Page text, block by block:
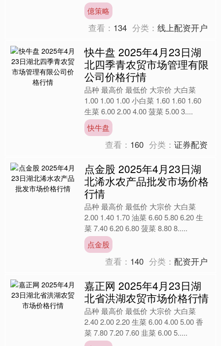
億策略
查看： 134 分类：线上配资开户
快牛盘 2025年4月23日湖
北四季青农贸市场管理有限
公司价格行情
品种 最高价 最低价 大宗价 大白菜
1.00 1.00 1.00 小白菜 1.60 1.60 1.60
生菜 6.00 2.00 4.00 菠菜 5.00 3....
快牛盘
查看： 160 分类：证券配资
点金股 2025年4月23日湖
北浠水农产品批发市场价格
行情
品种 最高价 最低价 大宗价 大白菜
2.00 1.40 1.70 油菜 6.60 5.80 6.20 生
菜 7.40 6.20 6.80 菠菜 8.80 8.....
点金股
查看： 140 分类：配资开户
嘉正网 2025年4月23日湖
北省洪湖农贸市场价格行情
品种 最高价 最低价 大宗价 大白菜
2.40 2.00 2.20 生菜 6.00 4.00 5.00 香
菜 7.80 7.20 7.60 韭菜 6.00 5.....